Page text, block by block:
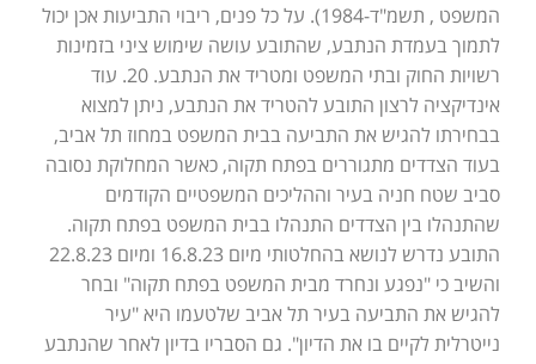
המשפט , תשמ"ד-1984). על כל פנים, ריבוי התביעות אכן יכול
לתמוך בעמדת הנתבע, שהתובע עושה שימוש ציני בזמינות
רשויות החוק ובתי המשפט ומטריד את הנתבע. 20. עוד
אינדיקציה לרצון התובע להטריד את הנתבע, ניתן למצוא
בבחירתו להגיש את התביעה בבית המשפט במחוז תל אביב,
בעוד הצדדים מתגוררים בפתח תקוה, כאשר המחלוקת נסובה
סביב שטח חניה בעיר וההליכים המשפטיים הקודמים
שהתנהלו בין הצדדים התנהלו בבית המשפט בפתח תקוה.
התובע נדרש לנושא בהחלטותי מיום 16.8.23 ומיום 22.8.23
והשיב כי "נפגע ונחרד מבית המשפט בפתח תקוה" ובחר
להגיש את התביעה בעיר תל אביב שלטעמו היא "עיר
נייטרלית לקיים בו את הדיון". גם הסבריו בדיון לאחר שהנתבע